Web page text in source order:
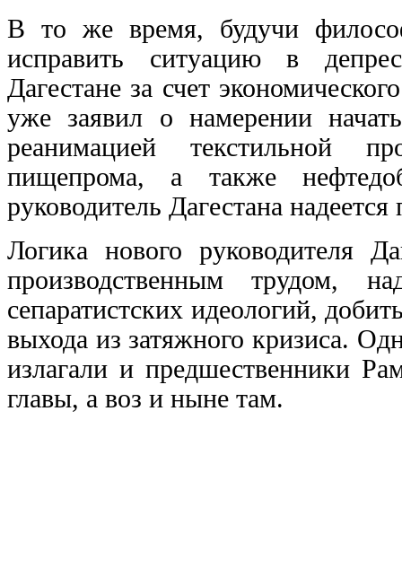
В то же время, будучи
исправить ситуацию в
Дагестане за счет
уже заявил о намерении
реанимацией текстильной
пищепрома, а также
руководитель Дагестана
Логика нового руководителя
производственным трудом,
сепаратистских идеологий,
выхода из затяжного кризиса.
излагали и предшественники
главы, а воз и ныне там.